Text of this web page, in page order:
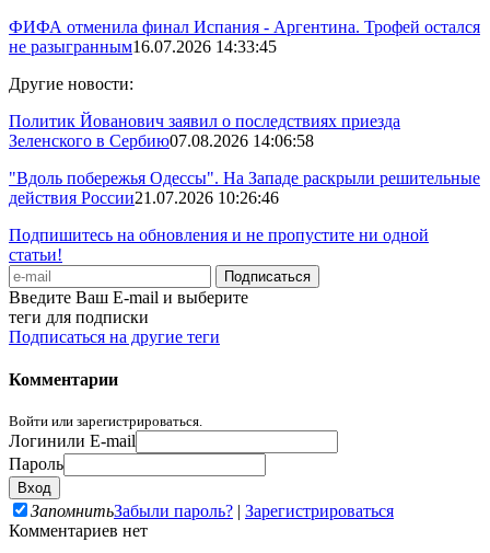
ФИФА отменила финал Испания - Аргентина. Трофей остался
не разыгранным16.07.2026 14:33:45
Другие новости:
Политик Йованович заявил о последствиях приезда
Зеленского в Сербию07.08.2026 14:06:58
"Вдоль побережья Одессы". На Западе раскрыли решительные
действия России21.07.2026 10:26:46
Подпишитесь на обновления и не пропустите ни одной
статьи!
Введите Ваш E-mail и выберите
теги для подписки
Подписаться на другие теги
Комментарии
Войти или зарегистрироваться.
Логинили E-mail
Пароль
ЗапомнитьЗабыли пароль? | Зарегистрироваться
Комментариев нет